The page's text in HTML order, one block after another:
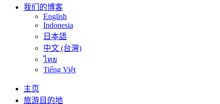
我们的博客
English
Indonesia
日本語
中文 (台灣)
ไทย
Tiếng Việt
主页
旅游目的地